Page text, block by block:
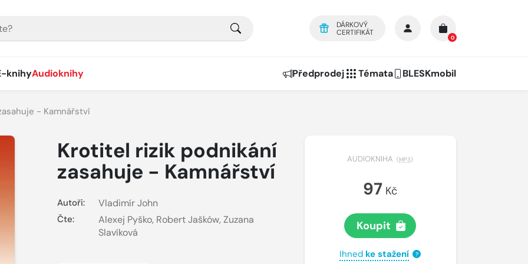
DÁRKOVÝ
CERTIFIKÁT
0
knihyAudioknihy Předprodej Témata BLESKmobil
- Kamnářství
Krotitel rizik podnikání
zasahuje - Kamnářství
Autoři: Vladimír John
Čte: Alexej Pyško, Robert Jašków, Zuzana
Slavíková
AUDIOKNIHA (MP3)
97 Kč
Koupit
Ihned ke stažení ?